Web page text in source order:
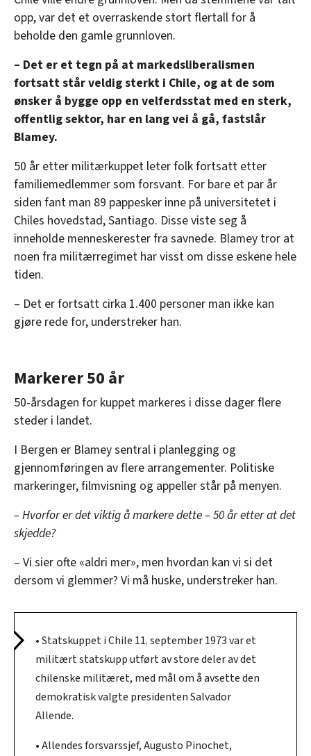
opp, var det et overraskende stort flertall for å
beholde den gamle grunnloven.
– Det er et tegn på at markedsliberalismen
fortsatt står veldig sterkt i Chile, og at de som
ønsker å bygge opp en velferdsstat med en sterk,
offentlig sektor, har en lang vei å gå, fastslår
Blamey.
50 år etter militærkuppet leter folk fortsatt etter
familiemedlemmer som forsvant. For bare et par år
siden fant man 89 pappesker inne på universitetet i
Chiles hovedstad, Santiago. Disse viste seg å
inneholde menneskerester fra savnede. Blamey tror at
noen fra militærregimet har visst om disse eskene hele
tiden.
– Det er fortsatt cirka 1.400 personer man ikke kan
gjøre rede for, understreker han.
Markerer 50 år
50-årsdagen for kuppet markeres i disse dager flere
steder i landet.
I Bergen er Blamey sentral i planlegging og
gjennomføringen av flere arrangementer. Politiske
markeringer, filmvisning og appeller står på menyen.
– Hvorfor er det viktig å markere dette – 50 år etter at det
skjedde?
– Vi sier ofte «aldri mer», men hvordan kan vi si det
dersom vi glemmer? Vi må huske, understreker han.
• Statskuppet i Chile 11. september 1973 var et
militært statskupp utført av store deler av det
chilenske militæret, med mål om å avsette den
demokratisk valgte presidenten Salvador
Allende.
• Allendes forsvarssjef, Augusto Pinochet,